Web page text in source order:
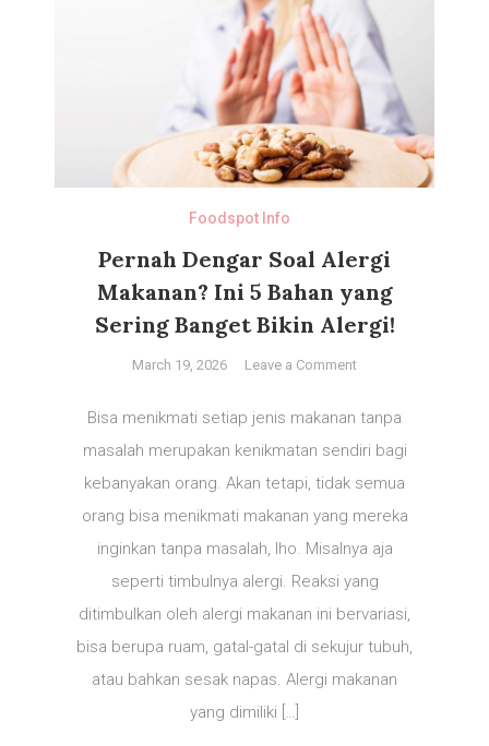
Foodspot Info
Pernah Dengar Soal Alergi
Makanan? Ini 5 Bahan yang
Sering Banget Bikin Alergi!
March 19, 2026 Leave a Commenton
Dengar
Makanan?
Ini
Bahan
yang
Sering
Banget
Alergi!
Bisa menikmati setiap jenis makanan tanpa
masalah merupakan kenikmatan sendiri bagi
kebanyakan orang. Akan tetapi, tidak semua
orang bisa menikmati makanan yang mereka
inginkan tanpa masalah, lho. Misalnya aja
seperti timbulnya alergi. Reaksi yang
ditimbulkan oleh alergi makanan ini bervariasi,
bisa berupa ruam, gatal-gatal di sekujur tubuh,
atau bahkan sesak napas. Alergi makanan
yang dimiliki […]